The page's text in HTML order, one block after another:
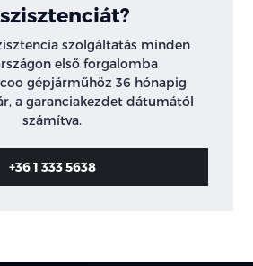
szolgáltatás minden
első forgalomba
gépjárműhöz 36 hónapig
a garanciakezdet dátumától
számítva.
+36 1 333 5638